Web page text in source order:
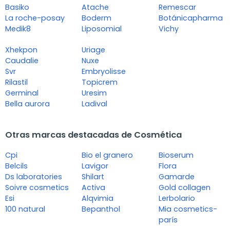
Basiko
La roche-posay
Medik8
Atache
Boderm
Liposomial
Remescar
Botánicapharma
Vichy
Xhekpon
Caudalie
Svr
Rilastil
Germinal
Bella aurora
Uriage
Nuxe
Embryolisse
Topicrem
Uresim
Ladival
Otras marcas destacadas de Cosmética
Cpi
Belcils
Ds laboratories
Soivre cosmetics
Esi
100 natural
Bio el granero
Lavigor
Shilart
Activa
Alqvimia
Bepanthol
Bioserum
Flora
Gamarde
Gold collagen
Lerbolario
Mia cosmetics-
parís